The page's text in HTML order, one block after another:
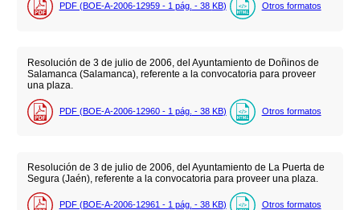
PDF (BOE-A-2006-12959 - 1 pág. - 38 KB) Otros formatos
Resolución de 3 de julio de 2006, del Ayuntamiento de Doñinos de
Salamanca (Salamanca), referente a la convocatoria para proveer
una plaza.
PDF (BOE-A-2006-12960 - 1 pág. - 38 KB) Otros formatos
Resolución de 3 de julio de 2006, del Ayuntamiento de La Puerta de
Segura (Jaén), referente a la convocatoria para proveer una plaza.
PDF (BOE-A-2006-12961 - 1 pág. - 38 KB) Otros formatos